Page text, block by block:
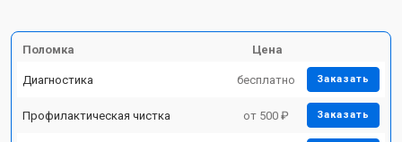
Поломка Цена
Диагностика бесплатно Заказать
Профилактическая чистка от 500 ₽ Заказать